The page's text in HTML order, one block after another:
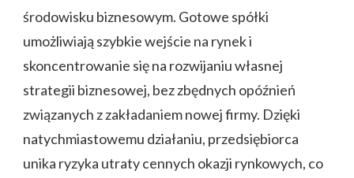
środowisku biznesowym. Gotowe spółki
umożliwiają szybkie wejście na rynek i
skoncentrowanie się na rozwijaniu własnej
strategii biznesowej, bez zbędnych opóźnień
związanych z zakładaniem nowej firmy. Dzięki
natychmiastowemu działaniu, przedsiębiorca
unika ryzyka utraty cennych okazji rynkowych, co